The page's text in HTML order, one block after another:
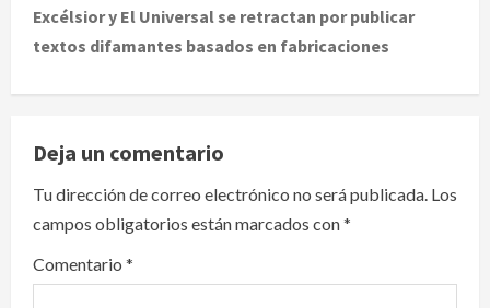
t
n
a
v
i
g
a
Excélsior y El Universal se retractan por publicar
textos difamantes basados en fabricaciones
Deja un comentario
Tu dirección de correo electrónico no será publicada. Los
campos obligatorios están marcados con*
Comentario *